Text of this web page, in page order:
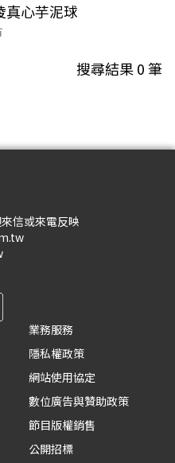
真心芋泥球
搜尋結果0筆
信或來電反映
業務服務
隱私權政策
網站使用協定
數位廣告與贊助政策
節目版權銷售
公開招標